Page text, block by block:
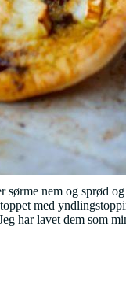
sørme nem og
med
har lavet dem som